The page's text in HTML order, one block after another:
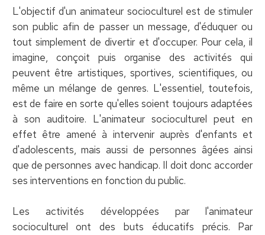
L'objectif d'un animateur socioculturel est de stimuler
son public afin de passer un message, d'éduquer ou
tout simplement de divertir et d'occuper. Pour cela, il
imagine, conçoit puis organise des activités qui
peuvent être artistiques, sportives, scientifiques, ou
même un mélange de genres. L'essentiel, toutefois,
est de faire en sorte qu'elles soient toujours adaptées
à son auditoire. L'animateur socioculturel peut en
effet être amené à intervenir auprès d'enfants et
d'adolescents, mais aussi de personnes âgées ainsi
que de personnes avec handicap. Il doit donc accorder
ses interventions en fonction du public.
Les activités développées par l'animateur
socioculturel ont des buts éducatifs précis. Par